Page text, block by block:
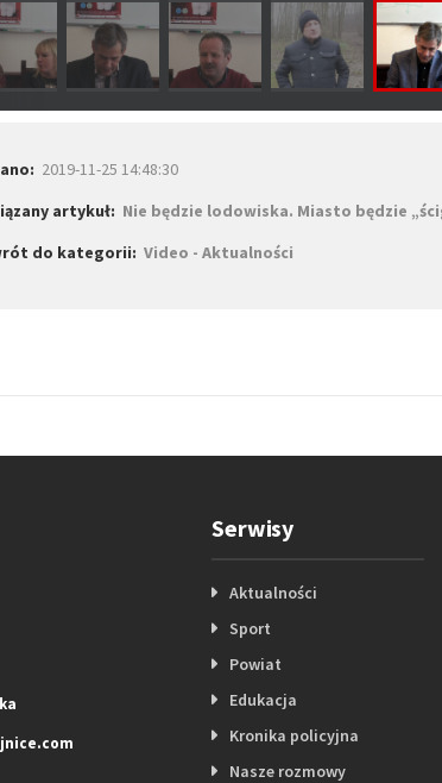
2019-11-25 14:48:30
artykuł: Nie będzie lodowiska. Miasto będzie
do kategorii: Video - Aktualności
Serwisy
Aktualności
Sport
Powiat
Edukacja
Kronika policyjna
Nasze rozmowy